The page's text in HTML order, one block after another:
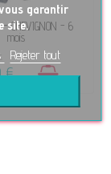
CHEVIGNON - 6
mois
€
garantir
site.
Rejeter tout